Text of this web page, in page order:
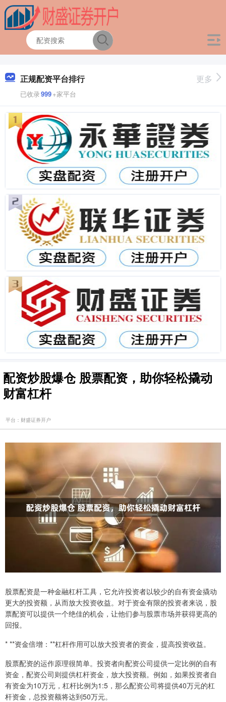
正规配资平台排行
已收录999+家平台
更多
配资炒股爆仓 股票配资，助你轻松撬动
财富杠杆
平台：财盛证券开户
股票配资是一种金融杠杆工具，它允许投资者以较少的自有资金撬动
更大的投资额，从而放大投资收益。对于资金有限的投资者来说，股
票配资可以提供一个绝佳的机会，让他们参与股票市场并获得更高的
回报。
* **资金倍增：**杠杆作用可以放大投资者的资金，提高投资收益。
股票配资的运作原理很简单。投资者向配资公司提供一定比例的自有
资金，配资公司则提供杠杆资金，放大投资额。例如，如果投资者自
有资金为10万元，杠杆比例为1:5，那么配资公司将提供40万元的杠
杆资金，总投资额将达到50万元。